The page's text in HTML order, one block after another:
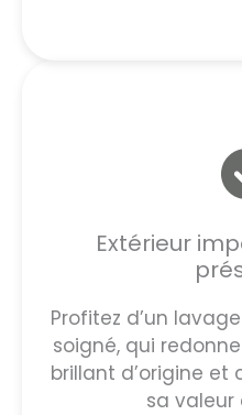
Extérieur
Profitez d’un
soigné, qui
brillant d’origine
sa valeur